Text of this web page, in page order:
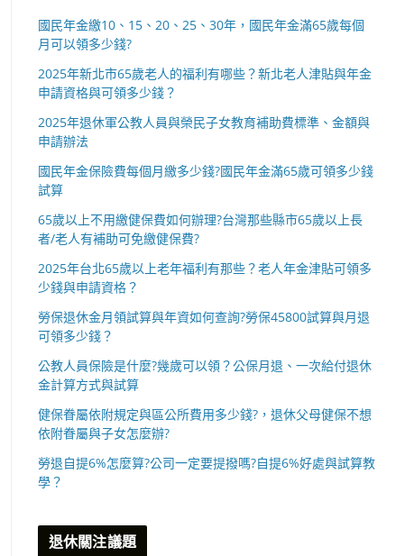
國民年金繳10、15、20、25、30年，國民年金滿65歲每個
月可以領多少錢?
2025年新北市65歲老人的福利有哪些？新北老人津貼與年金
申請資格與可領多少錢？
2025年退休軍公教人員與榮民子女教育補助費標準、金額與
申請辦法
國民年金保險費每個月繳多少錢?國民年金滿65歲可領多少錢
試算
65歲以上不用繳健保費如何辦理?台灣那些縣市65歲以上長
者/老人有補助可免繳健保費?
2025年台北65歲以上老年福利有那些？老人年金津貼可領多
少錢與申請資格？
勞保退休金月領試算與年資如何查詢?勞保45800試算與月退
可領多少錢？
公教人員保險是什麼?幾歲可以領？公保月退、一次給付退休
金計算方式與試算
健保眷屬依附規定與區公所費用多少錢?，退休父母健保不想
依附眷屬與子女怎麼辦?
勞退自提6%怎麼算?公司一定要提撥嗎?自提6%好處與試算教
學？
退休關注議題